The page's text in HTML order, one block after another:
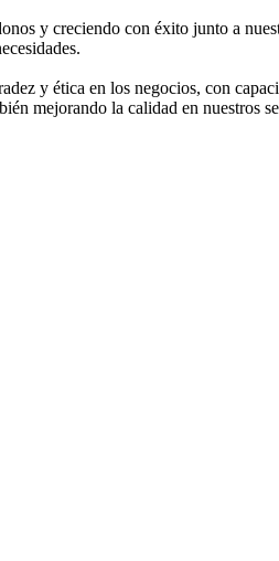
y creciendo con éxito junto a
y ética en los negocios, con
mejorando la calidad en nuestros